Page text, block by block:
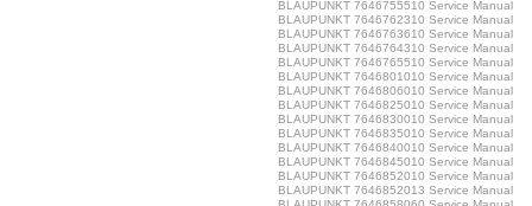
BLAUPUNKT 7646755510 Service Manual
BLAUPUNKT 7646762310 Service Manual
BLAUPUNKT 7646763610 Service Manual
BLAUPUNKT 7646764310 Service Manual
BLAUPUNKT 7646765510 Service Manual
BLAUPUNKT 7646801010 Service Manual
BLAUPUNKT 7646806010 Service Manual
BLAUPUNKT 7646825010 Service Manual
BLAUPUNKT 7646830010 Service Manual
BLAUPUNKT 7646835010 Service Manual
BLAUPUNKT 7646840010 Service Manual
BLAUPUNKT 7646845010 Service Manual
BLAUPUNKT 7646852010 Service Manual
BLAUPUNKT 7646852013 Service Manual